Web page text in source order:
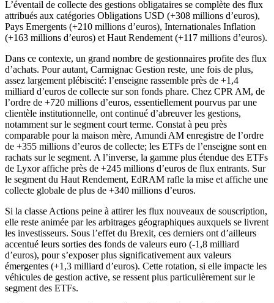
L’éventail de collecte des gestions obligataires se complète des flux
attribués aux catégories Obligations USD (+308 millions d’euros),
Pays Emergents (+210 millions d’euros), Internationales Inflation
(+163 millions d’euros) et Haut Rendement (+117 millions d’euros).
Dans ce contexte, un grand nombre de gestionnaires profite des flux
d’achats. Pour autant, Carmignac Gestion reste, une fois de plus,
assez largement plébiscité: l’enseigne rassemble près de +1,4
milliard d’euros de collecte sur son fonds phare. Chez CPR AM, de
l’ordre de +720 millions d’euros, essentiellement pourvus par une
clientèle institutionnelle, ont continué d’abreuver les gestions,
notamment sur le segment court terme. Constat à peu près
comparable pour la maison mère, Amundi AM enregistre de l’ordre
de +355 millions d’euros de collecte; les ETFs de l’enseigne sont en
rachats sur le segment. A l’inverse, la gamme plus étendue des ETFs
de Lyxor affiche près de +245 millions d’euros de flux entrants. Sur
le segment du Haut Rendement, EdRAM rafle la mise et affiche une
collecte globale de plus de +340 millions d’euros.
Si la classe Actions peine à attirer les flux nouveaux de souscription,
elle reste animée par les arbitrages géographiques auxquels se livrent
les investisseurs. Sous l’effet du Brexit, ces derniers ont d’ailleurs
accentué leurs sorties des fonds de valeurs euro (-1,8 milliard
d’euros), pour s’exposer plus significativement aux valeurs
émergentes (+1,3 milliard d’euros). Cette rotation, si elle impacte les
véhicules de gestion active, se ressent plus particulièrement sur le
segment des ETFs.